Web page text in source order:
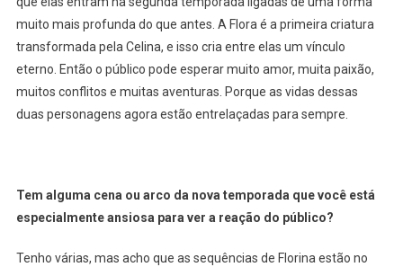
muito mais profunda do que antes. A Flora é a primeira criatura
transformada pela Celina, e isso cria entre elas um vínculo
eterno. Então o público pode esperar muito amor, muita paixão,
muitos conflitos e muitas aventuras. Porque as vidas dessas
duas personagens agora estão entrelaçadas para sempre.
Tem alguma cena ou arco da nova temporada que você está
especialmente ansiosa para ver a reação do público?
Tenho várias, mas acho que as sequências de Florina estão no